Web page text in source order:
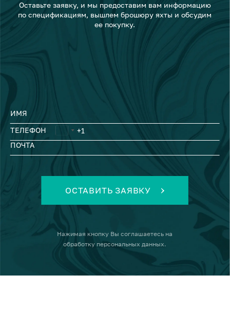
Оставьте заявку, и мы предоставим вам информацию
по спецификациям, вышлем брошюру яхты и обсудим
ее покупку.
ИМЯ
ТЕЛЕФОН
ПОЧТА
ОСТАВИТЬ ЗАЯВКУ
Нажимая кнопку Вы соглашаетесь на
обработку персональных данных.